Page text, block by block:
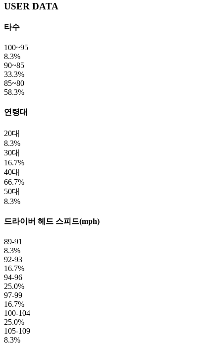
USER DATA
타수
100~95
8.3%
90~85
33.3%
85~80
58.3%
연령대
20대
8.3%
30대
16.7%
40대
66.7%
50대
8.3%
드라이버 헤드 스피드(mph)
89-91
8.3%
92-93
16.7%
94-96
25.0%
97-99
16.7%
100-104
25.0%
105-109
8.3%